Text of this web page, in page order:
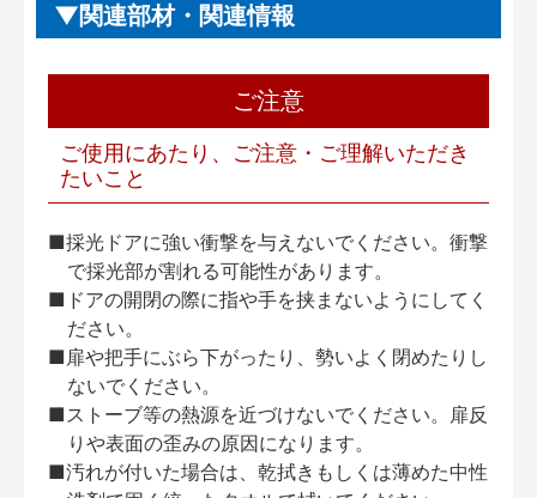
関連部材・関連情報
ご注意
ご使用にあたり、ご注意・ご理解いただき
たいこと
■採光ドアに強い衝撃を与えないでください。衝撃
で採光部が割れる可能性があります。
■ドアの開閉の際に指や手を挟まないようにしてく
ださい。
■扉や把手にぶら下がったり、勢いよく閉めたりし
ないでください。
■ストーブ等の熱源を近づけないでください。扉反
りや表面の歪みの原因になります。
■汚れが付いた場合は、乾拭きもしくは薄めた中性